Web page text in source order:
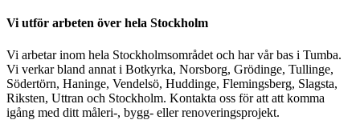
Vi utför arbeten över hela Stockholm
Vi arbetar inom hela Stockholmsområdet och har vår bas i Tumba.
Vi verkar bland annat i Botkyrka, Norsborg, Grödinge, Tullinge,
Södertörn, Haninge, Vendelsö, Huddinge, Flemingsberg, Slagsta,
Riksten, Uttran och Stockholm. Kontakta oss för att att komma
igång med ditt måleri-, bygg- eller renoveringsprojekt.